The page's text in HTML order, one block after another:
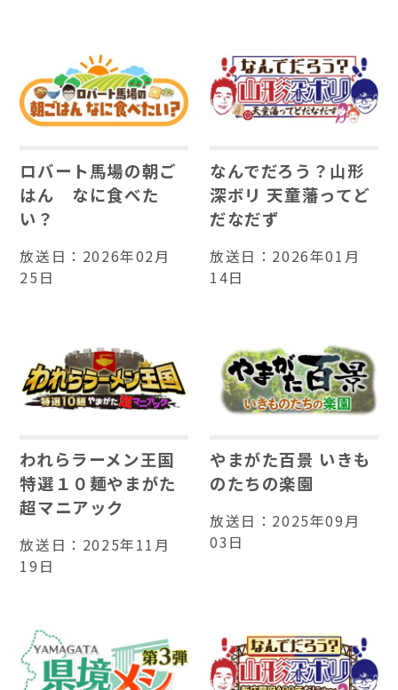
ロバート馬場の朝ご
はん なに食べた
い？
放送日： 2026年02月
25日
なんでだろう？山形
深ボリ 天童藩ってど
だなだず
放送日： 2026年01月
14日
われらラーメン王国
特選１０麺やまがた
超マニアック
放送日： 2025年11月
19日
やまがた百景 いきも
のたちの楽園
放送日： 2025年09月
03日